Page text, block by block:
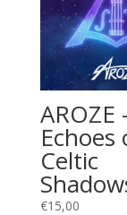
AROZE
Echoes
Celtic
€15,00